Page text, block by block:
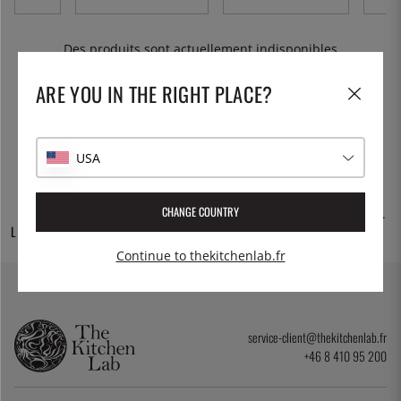
Des produits sont actuellement indisponibles
LIVRAISON GRATUITE
DES MILLIERS DE
30 JOURS D'ACHAT
service-client@thekitchenlab.fr
+46 8 410 95 200
ARE YOU IN THE RIGHT PLACE?
USA
CHANGE COUNTRY
Continue to thekitchenlab.fr